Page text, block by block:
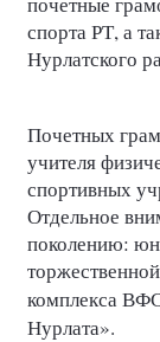
спорта РТ, а
Нурлатского
Почетных
учителя
спортивных
Отдельное
поколению:
комплекса
Нурлата».